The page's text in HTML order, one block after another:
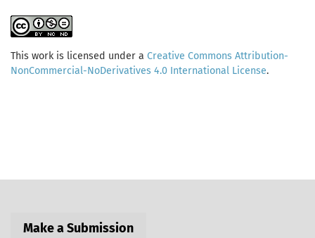
This work is licensed under a Creative Commons Attribution-
NonCommercial-NoDerivatives 4.0 International License.
Make a Submission